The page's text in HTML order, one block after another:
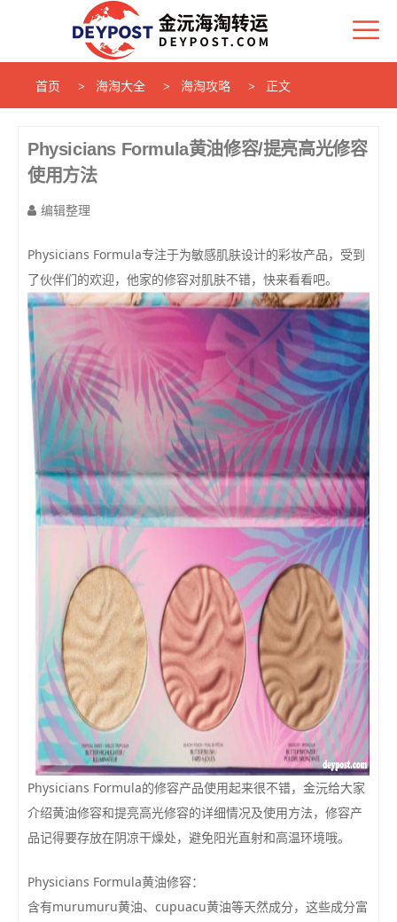
首页 海淘大全 海淘攻略 正文
Physicians Formula黄油修容/提亮高光修容
使用方法
编辑整理
Physicians Formula专注于为敏感肌肤设计的彩妆产品，受到
了伙伴们的欢迎，他家的修容对肌肤不错，快来看看吧。
Physicians Formula的修容产品使用起来很不错，金沅给大家
介绍黄油修容和提亮高光修容的详细情况及使用方法，修容产
品记得要存放在阴凉干燥处，避免阳光直射和高温环境哦。
Physicians Formula黄油修容：
含有murumuru黄油、cupuacu黄油等天然成分，这些成分富